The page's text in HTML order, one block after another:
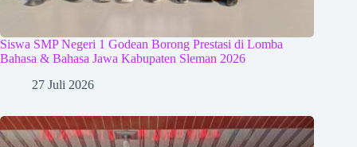
Siswa SMP Negeri 1 Godean Borong Prestasi di Lomba
Bahasa & Bahasa Jawa Kabupaten Sleman 2026
27 Juli 2026